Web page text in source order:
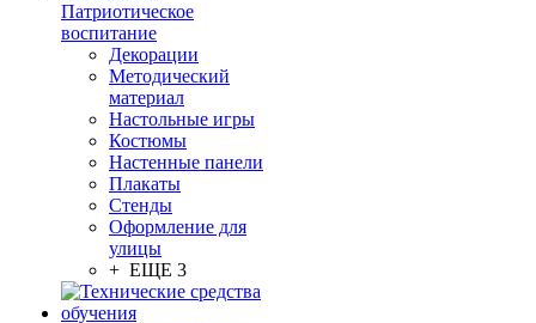
Патриотическое
воспитание
Декорации
Методический
материал
Настольные игры
Костюмы
Настенные панели
Плакаты
Стенды
Оформление для
улицы
+ ЕЩЕ 3